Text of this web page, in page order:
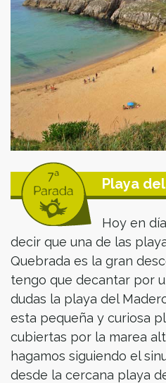
Playa
Hoy en
decir que una de las
Quebrada es la gran
tengo que decantar por
dudas la playa del
esta pequeña y curiosa
cubiertas por la marea
hagamos siguiendo el
desde la cercana playa